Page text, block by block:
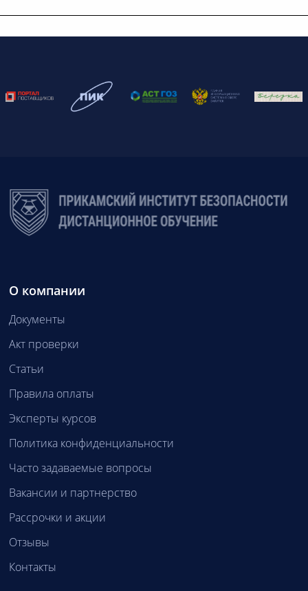
О компании
Документы
Акт проверки
Статьи
Правила оплаты
Эксперты курсов
Политика конфиденциальности
Часто задаваемые вопросы
Вакансии и партнерство
Рассрочки и акции
Отзывы
Контакты